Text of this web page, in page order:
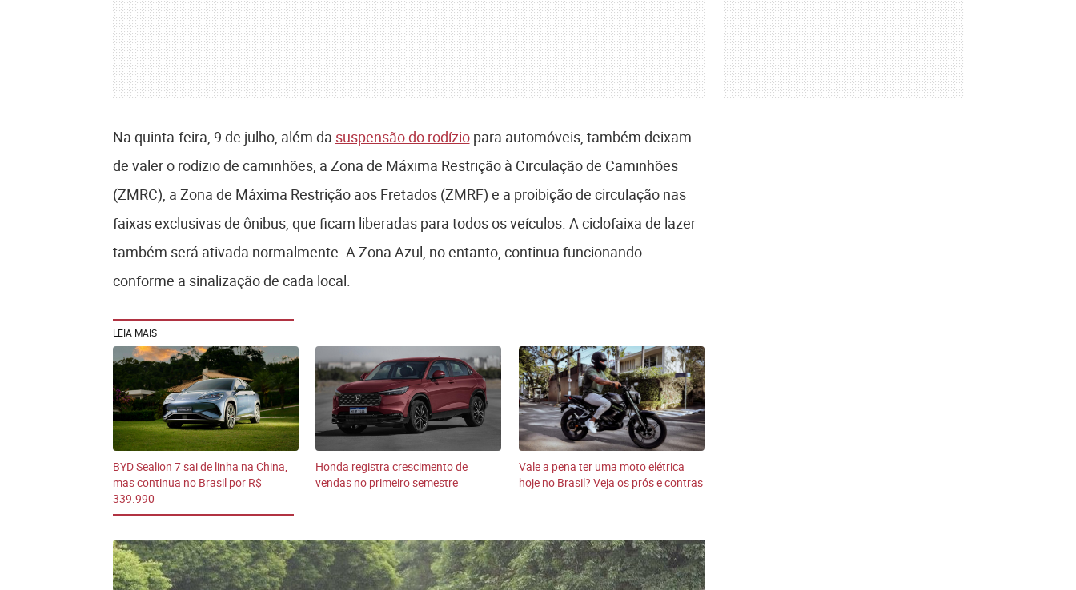
Na quinta-feira, 9 de julho, além da suspensão do rodíziopara automóveis, também deixam
de valer o rodízio de caminhões, a Zona de Máxima Restrição à Circulação de Caminhões
(ZMRC), a Zona de Máxima Restrição aos Fretados (ZMRF) e a proibição de circulação nas
faixas exclusivas de ônibus, que ficam liberadas para todos os veículos. A ciclofaixa de lazer
também será ativada normalmente. A Zona Azul, no entanto, continua funcionando
conforme a sinalização de cada local.
LEIA MAIS
BYD Sealion 7 sai de linha na China,
mas continua no Brasil por R$
339.990
Honda registra crescimento de
vendas no primeiro semestre
Vale a pena ter uma moto elétrica
hoje no Brasil? Veja os prós e contras